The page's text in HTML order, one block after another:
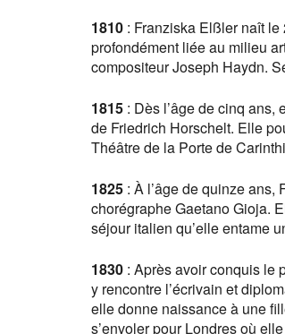
1810 : Franziska Elßler naît
profondément liée au milieu
compositeur Joseph Haydn.
1815 : Dès l’âge de cinq
de Friedrich Horschelt. Elle
Théâtre de la Porte de
1825 : À l’âge de quinze
chorégraphe Gaetano Gioja.
séjour italien qu’elle entame
1830 : Après avoir conquis le
y rencontre l’écrivain et
elle donne naissance à une
s’envoler pour Londres où